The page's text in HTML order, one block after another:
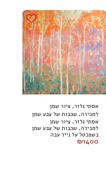
אסתי גלזר, ציור שמן
למכירה, שכבות של צבע שמן
בשפכטל על נייר עבה
במיוחד, 60 על 40 ס"מ
אסתי גלזר, ציור שמן
למכירה, שכבות של צבע שמן
בשפכטל על נייר עבה
במיוחד, 60 על 40 ס"מ
₪1400